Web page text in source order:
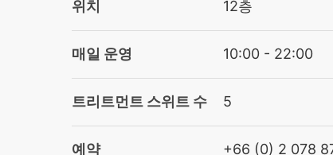
위치 12층
매일 운영 10:00 - 22:00
트리트먼트 스위트 수 5
예약 +66 (0) 2 078